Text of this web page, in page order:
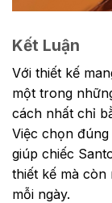
Kết Luận
Với thiết kế
một trong
cách nhất chỉ
Việc chọn đúng
giúp chiếc
thiết kế mà còn
mỗi ngày.